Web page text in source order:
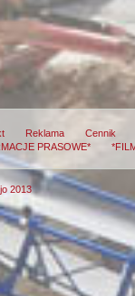
Reklama
Cennik
PRASOWE*
2013